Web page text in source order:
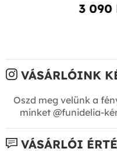
3 090
VÁSÁRLÓINK
Oszd meg velünk a
minket @funidelia-
VÁSÁRLÓI